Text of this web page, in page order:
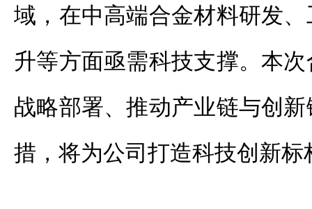
域，在中高端合金材料研发
升等方面亟需科技支撑。本
战略部署、推动产业链与创
措，将为公司打造科技创新标